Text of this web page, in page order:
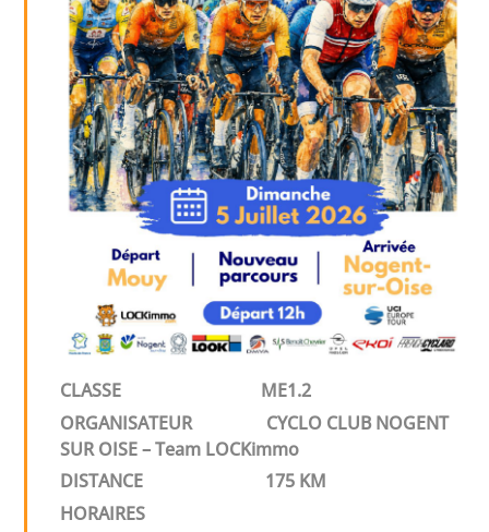
CLASSE ME1.2
ORGANISATEURCYCLO CLUB NOGENT
SUR OISE – Team LOCKimmo
DISTANCE 175 KM
HORAIRES